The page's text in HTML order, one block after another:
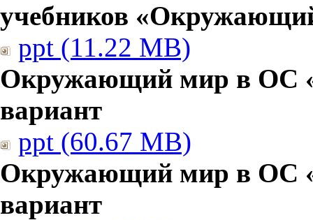
учебников
ppt (11.22 MB)
Окружающий мир в ОС
вариант
ppt (60.67 MB)
Окружающий мир в ОС
вариант